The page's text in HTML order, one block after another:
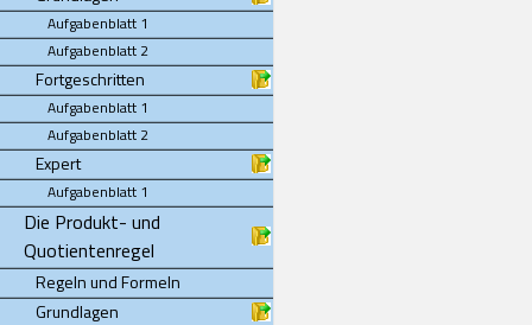
Aufgabenblatt 1
Aufgabenblatt 2
Fortgeschritten
Aufgabenblatt 1
Aufgabenblatt 2
Expert
Aufgabenblatt 1
Die Produkt- und
Quotientenregel
Regeln und Formeln
Grundlagen